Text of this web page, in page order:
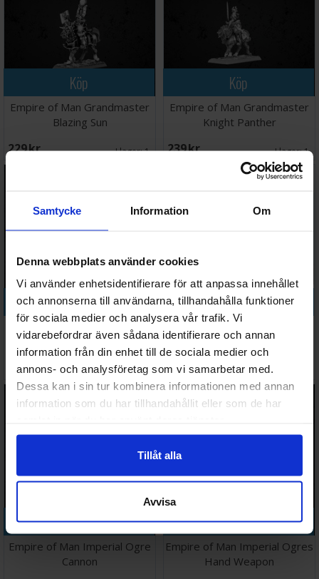
Samtycke Information Om
Denna webbplats använder cookies
Vi använder enhetsidentifierare för att anpassa innehållet
och annonserna till användarna, tillhandahålla funktioner
för sociala medier och analysera vår trafik. Vi
vidarebefordrar även sådana identifierare och annan
information från din enhet till de sociala medier och
annons- och analysföretag som vi samarbetar med.
Dessa kan i sin tur kombinera informationen med annan
information som du har tillhandahållit eller som de har
Tillåt alla
Avvisa
Köp
Empire of Man Grandmaster
Blazing Sun
229 SEK I lager:1
Köp
Empire of Man Grandmaster
Knight Panther
239 SEK I lager:1
Köp
Empire of Man Grandmaster
White Wolf
229 SEK I lager:1
Köp
Volley Gun
438 SEK
Köp
Empire of Man Imperial Ogre
Cannon
Köp
Empire of Man Imperial Ogres
Hand Weapon